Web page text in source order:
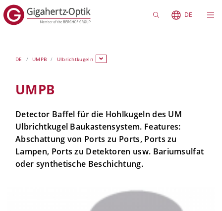
DE
DE UMPB Ulbrichtkugeln
UMPB
Detector Baffel für die Hohlkugeln des UM
Ulbrichtkugel Baukastensystem. Features:
Abschattung von Ports zu Ports, Ports zu
Lampen, Ports zu Detektoren usw. Bariumsulfat
oder synthetische Beschichtung.